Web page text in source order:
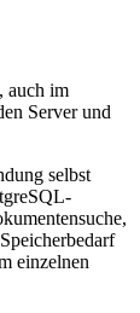
auch im
Server und
selbst
einzelnen